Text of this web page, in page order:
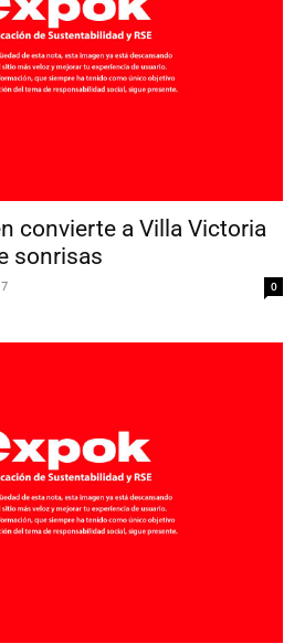
convierte a Villa Victoria
sonrisas
0